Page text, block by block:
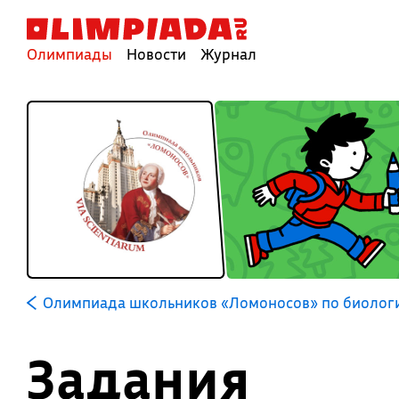
Олимпиады Новости Журнал
Олимпиада школьников «Ломоносов» по
Задания